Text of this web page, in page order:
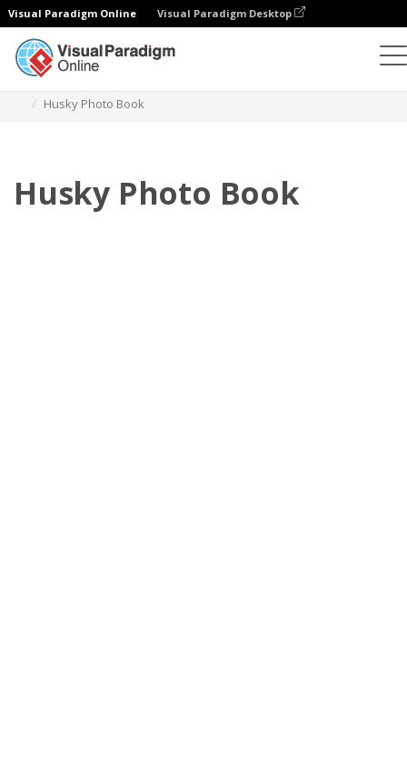
Visual Paradigm Online Visual Paradigm Desktop
Husky Photo Book
Husky Photo Book